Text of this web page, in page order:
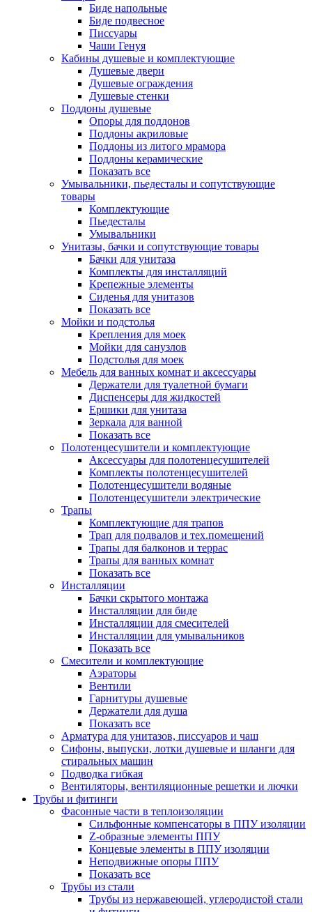
Биде напольные
Биде подвесное
Писсуары
Чаши Генуя
Кабины душевые и комплектующие
Душевые двери
Душевые ограждения
Душевые стенки
Поддоны душевые
Опоры для поддонов
Поддоны акриловые
Поддоны из литого мрамора
Поддоны керамические
Показать все
Умывальники, пьедесталы и сопутствующие
товары
Комплектующие
Пьедесталы
Умывальники
Унитазы, бачки и сопутствующие товары
Бачки для унитаза
Комплекты для инсталляций
Крепежные элементы
Сиденья для унитазов
Показать все
Мойки и подстолья
Крепления для моек
Мойки для санузлов
Подстолья для моек
Мебель для ванных комнат и аксессуары
Держатели для туалетной бумаги
Диспенсеры для жидкостей
Ершики для унитаза
Зеркала для ванной
Показать все
Полотенцесушители и комплектующие
Аксессуары для полотенцесушителей
Комплекты полотенцесушителей
Полотенцесушители водяные
Полотенцесушители электрические
Трапы
Комплектующие для трапов
Трап для подвалов и тех.помещений
Трапы для балконов и террас
Трапы для ванных комнат
Показать все
Инсталляции
Бачки скрытого монтажа
Инсталляции для биде
Инсталляции для смесителей
Инсталляции для умывальников
Показать все
Смесители и комплектующие
Аэраторы
Вентили
Гарнитуры душевые
Держатели для душа
Показать все
Арматура для унитазов, писсуаров и чаш
Сифоны, выпуски, лотки душевые и шланги для
стиральных машин
Подводка гибкая
Вентиляторы, вентиляционные решетки и лючки
Трубы и фитинги
Фасонные части в теплоизоляции
Cильфонные компенсаторы в ППУ изоляции
Z-образные элементы ППУ
Концевые элементы в ППУ изоляции
Неподвижные опоры ППУ
Показать все
Трубы из стали
Трубы из нержавеющей, углеродистой стали